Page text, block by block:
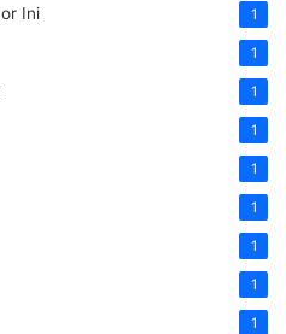
Ini 1
1
1
1
1
1
1
1
1